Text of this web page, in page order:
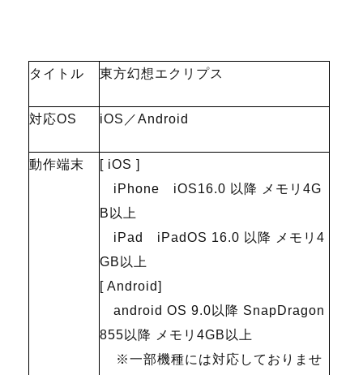
タイトル 東方幻想エクリプス
対応OS iOS／Android
動作端末
[ iOS ]
iPhone iOS16.0 以降 メモリ4G
B以上
iPad iPadOS 16.0 以降 メモリ4
GB以上
[ Android]
android OS 9.0以降 SnapDragon
855以降 メモリ4GB以上
※一部機種には対応しておりませ